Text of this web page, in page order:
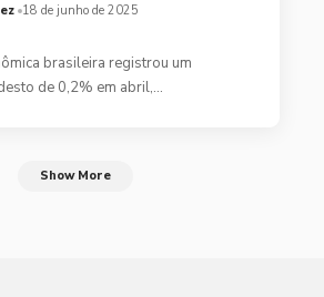
18 de junho de 2025
brasileira registrou um
de 0,2% em abril,…
Show More